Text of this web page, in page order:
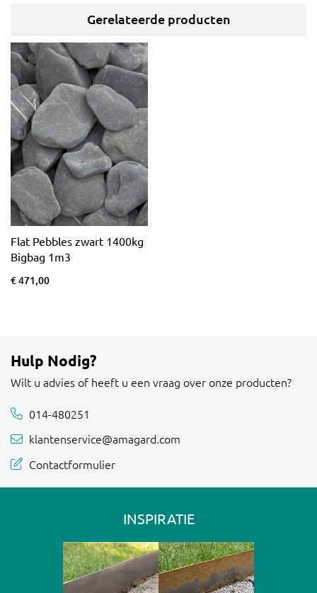
Gerelateerde producten
Flat Pebbles zwart 1400kg
Bigbag 1m3
€ 471,00
Hulp Nodig?
Wilt u advies of heeft u een vraag over onze producten?
014-480251
klantenservice@amagard.com
Contactformulier
INSPIRATIE